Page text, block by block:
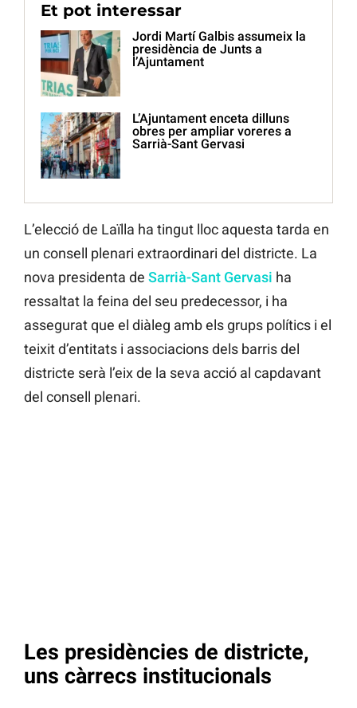
Et pot interessar
Jordi Martí Galbis assumeix la
presidència de Junts a
l’Ajuntament
L’Ajuntament enceta dilluns
obres per ampliar voreres a
Sarrià-Sant Gervasi
L’elecció de Laïlla ha tingut lloc aquesta tarda en
un consell plenari extraordinari del districte. La
nova presidenta de Sarrià-Sant Gervasi ha
ressaltat la feina del seu predecessor, i ha
assegurat que el diàleg amb els grups polítics i el
teixit d’entitats i associacions dels barris del
districte serà l’eix de la seva acció al capdavant
del consell plenari.
Les presidències de districte,
uns càrrecs institucionals